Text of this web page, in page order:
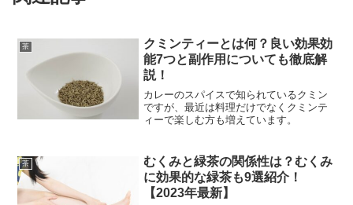
茶
クミンティーとは何？良い効果効
能7つと副作用についても徹底解
説！
カレーのスパイスで知られているクミン
ですが、最近は料理だけでなくクミンテ
ィーで楽しむ方も増えています。
茶
むくみと緑茶の関係性は？むくみ
に効果的な緑茶も9選紹介！
【2023年最新】